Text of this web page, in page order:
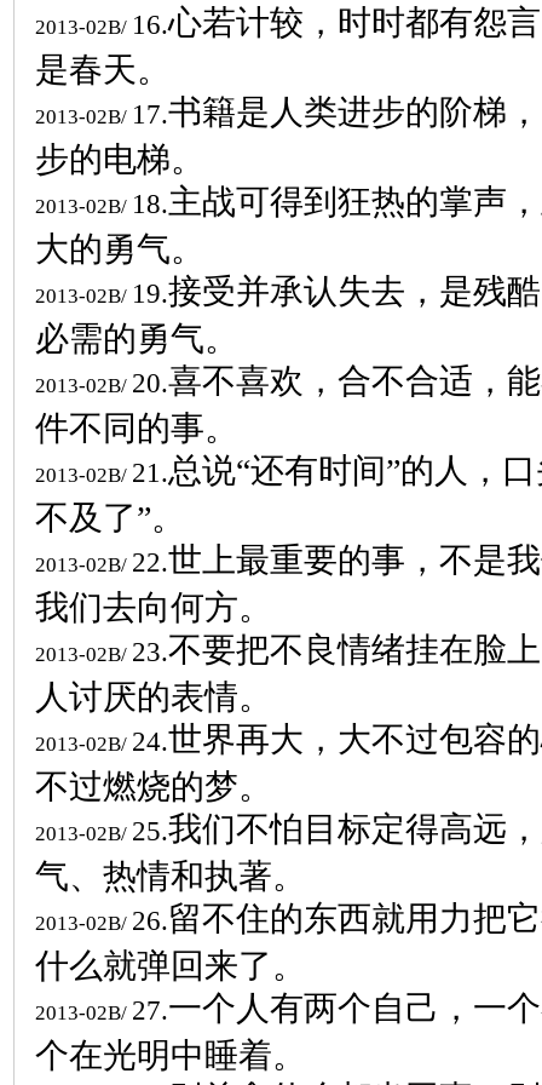
2013-02B/ 16.心若计较，时时都有怨
是春天。
2013-02B/ 17.书籍是人类进步的阶梯
步的电梯。
2013-02B/ 18.主战可得到狂热的掌声
大的勇气。
2013-02B/ 19.接受并承认失去，是残
必需的勇气。
2013-02B/ 20.喜不喜欢，合不合适，
件不同的事。
2013-02B/ 21.总说“还有时间”的人，
不及了”。
2013-02B/ 22.世上最重要的事，不是
我们去向何方。
2013-02B/ 23.不要把不良情绪挂在脸
人讨厌的表情。
2013-02B/ 24.世界再大，大不过包容
不过燃烧的梦。
2013-02B/ 25.我们不怕目标定得高远
气、热情和执著。
2013-02B/ 26.留不住的东西就用力把
什么就弹回来了。
2013-02B/ 27.一个人有两个自己，一
个在光明中睡着。